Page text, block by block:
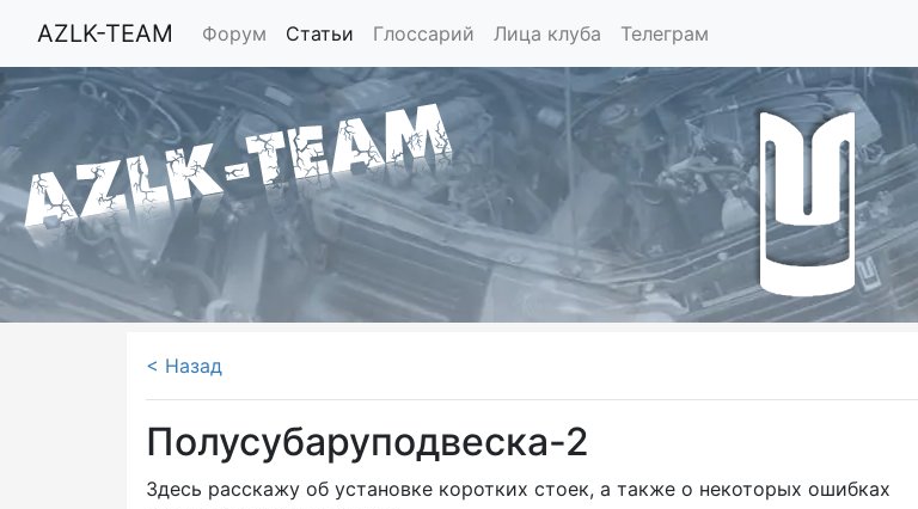
AZLK-TEAM Форум Статьи Глоссарий Лица клуба Телеграм
< Назад
Полусубаруподвеска-2
Здесь расскажу об установке коротких стоек, а также о некоторых ошибках